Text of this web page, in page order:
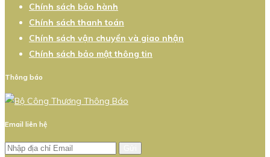
Chính sách bảo hành
Chính sách thanh toán
Chính sách vận chuyển và giao nhận
Chính sách bảo mật thông tin
Thông báo
Email liên hệ